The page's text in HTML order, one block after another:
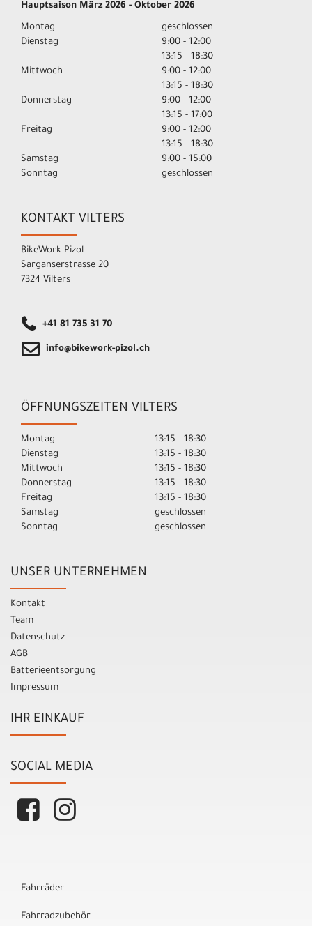
Hauptsaison März 2026 - Oktober 2026
Montag
geschlossen
Dienstag
9:00 - 12:00
13:15 - 18:30
Mittwoch
9:00 - 12:00
13:15 - 18:30
Donnerstag
9:00 - 12:00
13:15 - 17:00
Freitag
9:00 - 12:00
13:15 - 18:30
Samstag
9:00 - 15:00
Sonntag
geschlossen
KONTAKT VILTERS
BikeWork-Pizol
Sarganserstrasse 20
7324 Vilters
+41 81 735 31 70
info@bikework-pizol.ch
ÖFFNUNGSZEITEN VILTERS
Montag
13:15 - 18:30
Dienstag
13:15 - 18:30
Mittwoch
13:15 - 18:30
Donnerstag
13:15 - 18:30
Freitag
13:15 - 18:30
Samstag
geschlossen
Sonntag
geschlossen
UNSER UNTERNEHMEN
Kontakt
Team
Datenschutz
AGB
Batterieentsorgung
Impressum
IHR EINKAUF
SOCIAL MEDIA
Fahrräder
Fahrradzubehör